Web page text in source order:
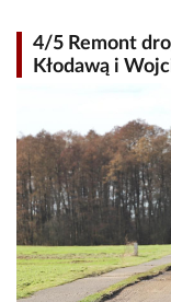
4/5 Remont
Kłodawą i